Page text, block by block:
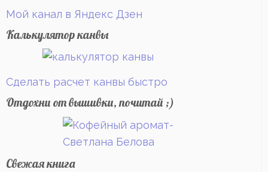
Мой канал в Яндекс Дзен
Калькулятор канвы
Сделать расчет канвы быстро
Отдохни от вышивки, почитай ;)
Свежая книга